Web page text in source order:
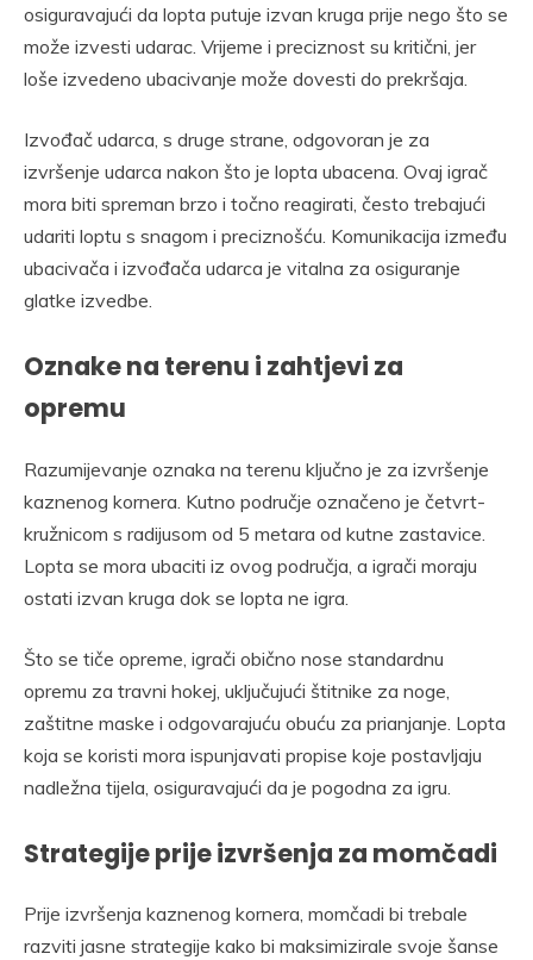
osiguravajući da lopta putuje izvan kruga prije nego što se
može izvesti udarac. Vrijeme i preciznost su kritični, jer
loše izvedeno ubacivanje može dovesti do prekršaja.
Izvođač udarca, s druge strane, odgovoran je za
izvršenje udarca nakon što je lopta ubacena. Ovaj igrač
mora biti spreman brzo i točno reagirati, često trebajući
udariti loptu s snagom i preciznošću. Komunikacija između
ubacivača i izvođača udarca je vitalna za osiguranje
glatke izvedbe.
Oznake na terenu i zahtjevi za
opremu
Razumijevanje oznaka na terenu ključno je za izvršenje
kaznenog kornera. Kutno područje označeno je četvrt-
kružnicom s radijusom od 5 metara od kutne zastavice.
Lopta se mora ubaciti iz ovog područja, a igrači moraju
ostati izvan kruga dok se lopta ne igra.
Što se tiče opreme, igrači obično nose standardnu
opremu za travni hokej, uključujući štitnike za noge,
zaštitne maske i odgovarajuću obuću za prianjanje. Lopta
koja se koristi mora ispunjavati propise koje postavljaju
nadležna tijela, osiguravajući da je pogodna za igru.
Strategije prije izvršenja za momčadi
Prije izvršenja kaznenog kornera, momčadi bi trebale
razviti jasne strategije kako bi maksimizirale svoje šanse